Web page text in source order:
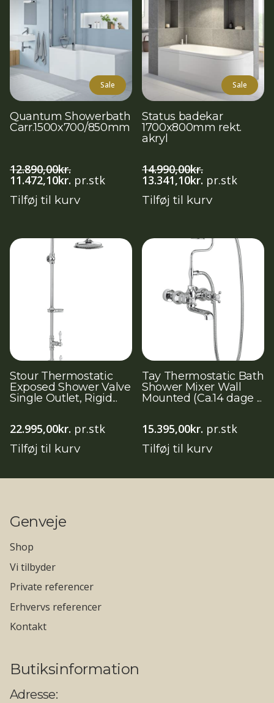
Sale
Quantum Showerbath
Carr.1500x700/850mm
12.890,00kr.
Den
oprindelige
pris
11.472,10kr. Den
aktuelle
pris
pr.stk
Tilføj til kurv
Sale
Status badekar
1700x800mm rekt.
akryl
14.990,00kr.
Den
oprindelige
pris
13.341,10kr. Den
aktuelle
pris
pr.stk
Tilføj til kurv
Stour Thermostatic
Exposed Shower Valve
Single Outlet, Rigid...
22.995,00kr. pr.stk
Tilføj til kurv
Tay Thermostatic Bath
Shower Mixer Wall
Mounted (Ca.14 dage ...
15.395,00kr. pr.stk
Tilføj til kurv
Genveje
Shop
Vi tilbyder
Private referencer
Erhvervs referencer
Kontakt
Butiksinformation
Adresse: